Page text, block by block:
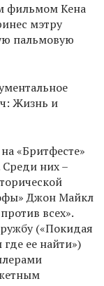
фильмом Кена
мэтру
пальмовую
Жизнь и
«Бритфесте»
них –
Джон Майкл
всех».
(«Покидая
ее найти»)